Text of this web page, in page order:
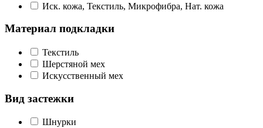
Иск. кожа, Текстиль, Микрофибра, Нат. кожа
Материал подкладки
Текстиль
Шерстяной мех
Искусственный мех
Вид застежки
Шнурки